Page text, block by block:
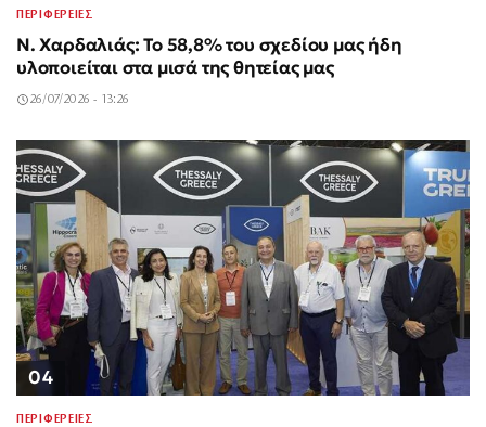
ΠΕΡΙΦΕΡΕΙΕΣ
Ν. Χαρδαλιάς: Το 58,8% του σχεδίου μας ήδη
υλοποιείται στα μισά της θητείας μας
26/07/2026 - 13:26
04
ΠΕΡΙΦΕΡΕΙΕΣ